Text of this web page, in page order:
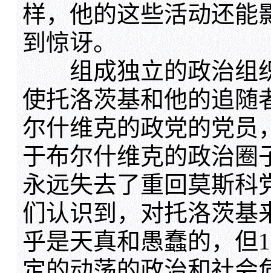
样，他的这些活动还能
到惊讶。
组成独立的政治组
使托洛茨基和他的追随
尔什维克的政党的党员
于布尔什维克的政治圈
永远失去了重回莫斯科
们认识到，对托洛茨基
乎是天真和愚蠢的，但